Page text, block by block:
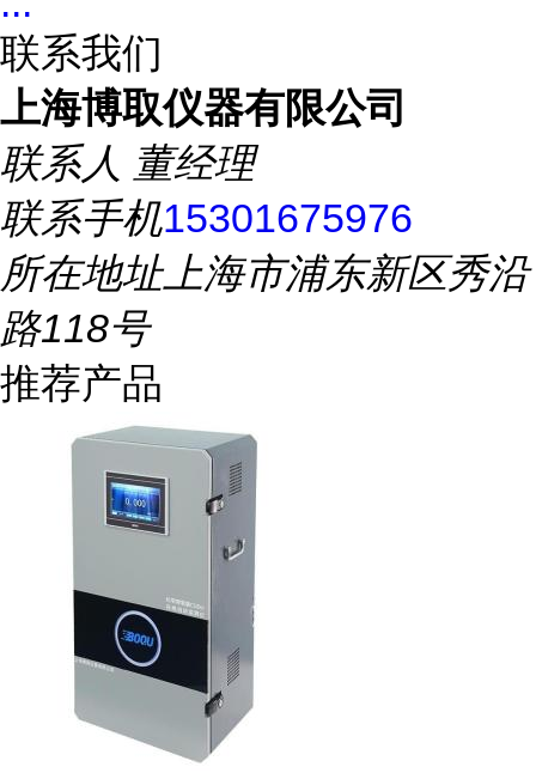
联系我们
上海博取仪器有限公司
联系人 董经理
联系手机15301675976
所在地址上海市浦东新区秀沿
路118号
推荐产品